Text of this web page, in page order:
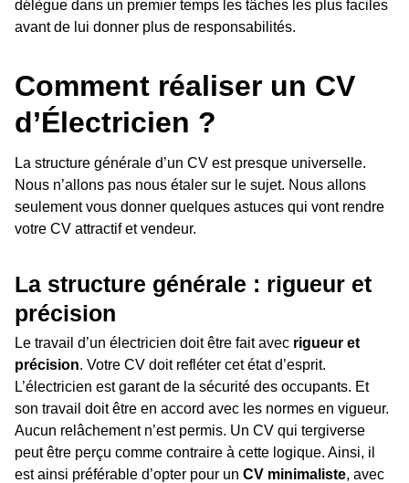
délègue dans un premier temps les tâches les plus faciles
avant de lui donner plus de responsabilités.
Comment réaliser un CV
d’Électricien ?
La structure générale d’un CV est presque universelle.
Nous n’allons pas nous étaler sur le sujet. Nous allons
seulement vous donner quelques astuces qui vont rendre
votre CV attractif et vendeur.
La structure générale : rigueur et
précision
Le travail d’un électricien doit être fait avec rigueur et
précision. Votre CV doit refléter cet état d’esprit.
L’électricien est garant de la sécurité des occupants. Et
son travail doit être en accord avec les normes en vigueur.
Aucun relâchement n’est permis. Un CV qui tergiverse
peut être perçu comme contraire à cette logique. Ainsi, il
est ainsi préférable d’opter pour un CV minimaliste, avec